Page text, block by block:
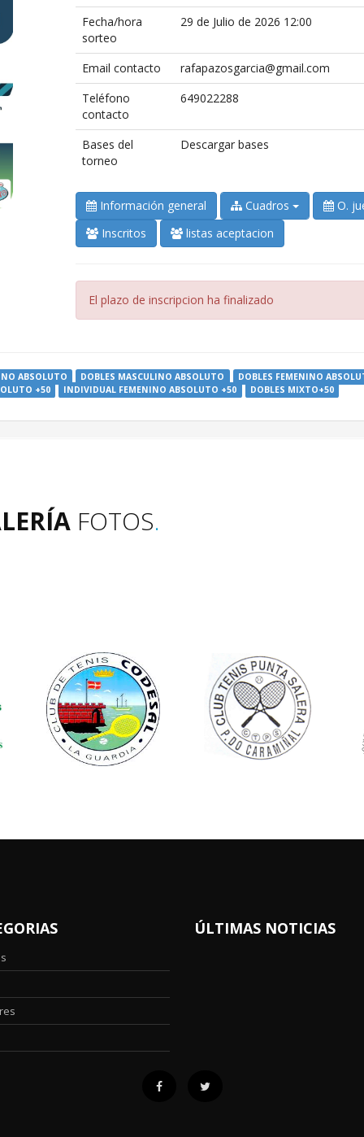
Fecha/hora
sorteo
29 de Julio de 2026 12:00
Email contacto
rafapazosgarcia@gmail.com
Teléfono
contacto
649022288
Bases del
torneo
Descargar bases
Información general Cuadros
O.
Inscritos
listas aceptacion
Error:
El plazo de inscripcion ha finalizado
ABSOLUTO DOBLES MASCULINO ABSOLUTO
DOBLES FEMENINO
+50
INDIVIDUAL FEMENINO ABSOLUTO +50 DOBLES MIXTO+50
FOTOS.
ÚLTIMAS NOTICIAS